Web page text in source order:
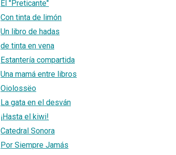
El "Preticante"
Con tinta de limón
Un libro de hadas
de tinta en vena
Estantería compartida
Una mamá entre libros
Oiolossëo
La gata en el desván
¡Hasta el kiwi!
Catedral Sonora
Por Siempre Jamás